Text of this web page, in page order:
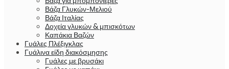
Βάζα Γλυκών-Μελιού
Βάζα Ιταλίας
Δοχεία γλυκών & μπισκότων
Καπάκια Βαζών
Γυάλες Πλέξιγκλας
Γυάλινα είδη διακόσμησης
Γυάλες με βρυσάκι